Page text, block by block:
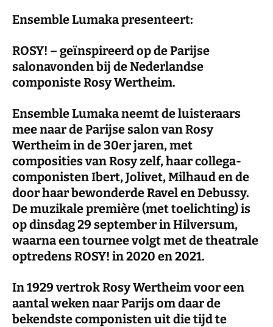
Ensemble Lumaka presenteert:
ROSY! – geïnspireerd op de Parijse
salonavonden bij de Nederlandse
componiste Rosy Wertheim.
Ensemble Lumaka neemt de luisteraars
mee naar de Parijse salon van Rosy
Wertheim in de 30er jaren, met
composities van Rosy zelf, haar collega-
componisten Ibert, Jolivet, Milhaud en de
door haar bewonderde Ravel en Debussy.
De muzikale première (met toelichting) is
op dinsdag 29 september in Hilversum,
waarna een tournee volgt met de theatrale
optredens ROSY! in 2020 en 2021.
In 1929 vertrok Rosy Wertheim voor een
aantal weken naar Parijs om daar de
bekendste componisten uit die tijd te